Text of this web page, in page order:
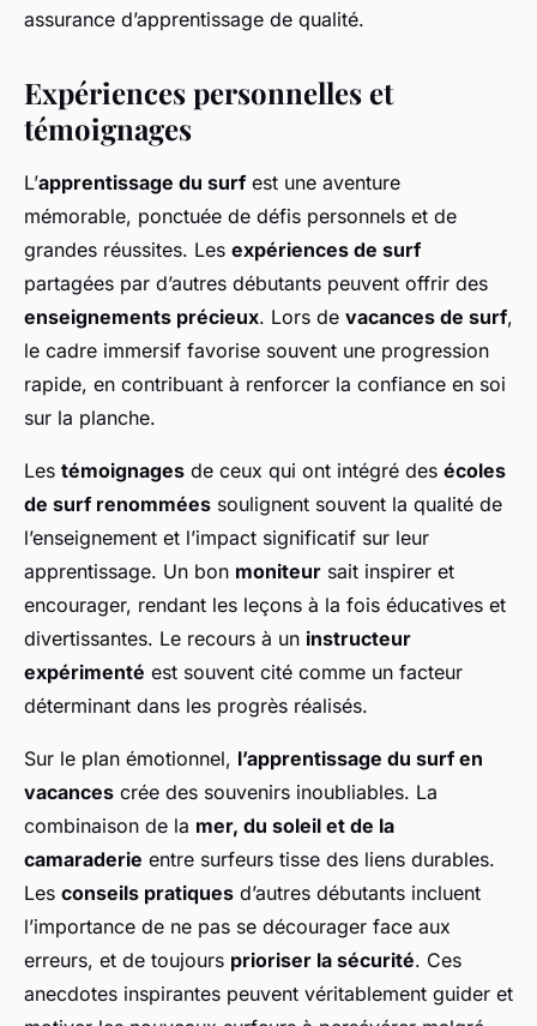
assurance d’apprentissage de qualité.
Expériences personnelles et
témoignages
L’apprentissage du surfest une aventure
mémorable, ponctuée de défis personnels et de
grandes réussites. Les expériences de surf
partagées par d’autres débutants peuvent offrir des
enseignements précieux. Lors de vacances de surf,
le cadre immersif favorise souvent une progression
rapide, en contribuant à renforcer la confiance en soi
sur la planche.
Les témoignages de ceux qui ont intégré des écoles
de surf renommées soulignent souvent la qualité de
l’enseignement et l’impact significatif sur leur
apprentissage. Un bon moniteur sait inspirer et
encourager, rendant les leçons à la fois éducatives et
divertissantes. Le recours à un instructeur
expérimenté est souvent cité comme un facteur
déterminant dans les progrès réalisés.
Sur le plan émotionnel, l’apprentissage du surf en
vacances crée des souvenirs inoubliables. La
combinaison de la mer, du soleil et de la
camaraderie entre surfeurs tisse des liens durables.
Les conseils pratiques d’autres débutants incluent
l’importance de ne pas se décourager face aux
erreurs, et de toujours prioriser la sécurité. Ces
anecdotes inspirantes peuvent véritablement guider et